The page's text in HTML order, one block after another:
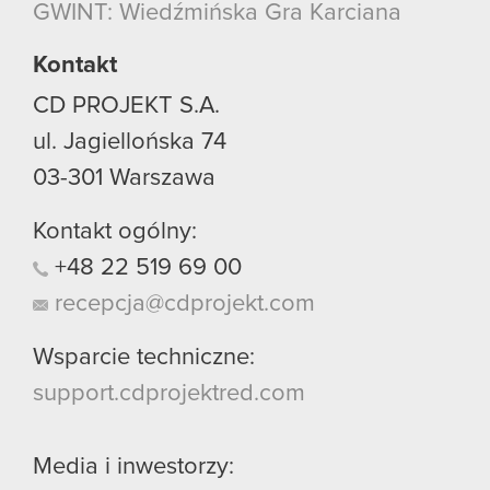
GWINT: Wiedźmińska Gra Karciana
Kontakt
CD PROJEKT S.A.
ul. Jagiellońska 74
03-301 Warszawa
Kontakt ogólny:
+48 22 519 69 00
recepcja@cdprojekt.com
Wsparcie techniczne:
support.cdprojektred.com
Media i inwestorzy: